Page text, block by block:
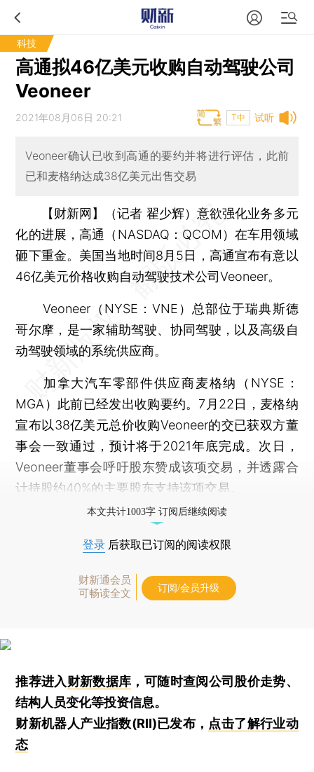
科技
高通拟46亿美元收购自动驾驶公司
Veoneer
试听
2021年08月06日 20:21 T中
Veoneer确认已收到高通的要约并将进行评估，此前
已和麦格纳达成38亿美元出售交易
【财新网】（记者 翟少辉） 意欲强化业务多元
化的进展，高通（NASDAQ：QCOM）在车用领域
砸下重金。美国当地时间8月5日，高通宣布有意以
46亿美元价格收购自动驾驶技术公司Veoneer。
Veoneer（NYSE：VNE）总部位于瑞典斯德
哥尔摩，是一家辅助驾驶、协同驾驶，以及高级自
动驾驶领域的系统供应商。
加拿大汽车零部件供应商麦格纳（NYSE：
MGA）此前已经发出收购要约。7月22日，麦格纳
宣布以38亿美元总价收购Veoneer的交已获双方董
事会一致通过，预计将于2021年底完成。次日，
Veoneer董事会呼吁股东赞成该项交易，并透露合
计持股约40%的主要股东支持该项交易。
本文共计1003字 订阅后继续阅读
登录 后获取已订阅的阅读权限
财新通会员
可畅读全文
订阅/会员升级
推荐进入财新数据库 ，可随时查阅公司股价走势、
结构人员变化等投资信息。
财新机器人产业指数(RII)已发布， 点击了解行业动
态